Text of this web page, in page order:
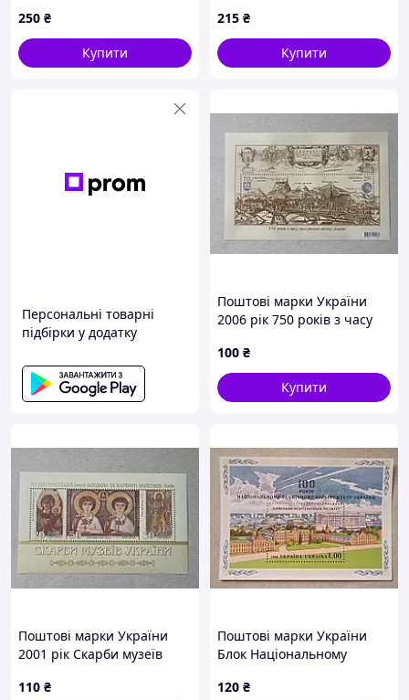
250 ₴
Купити
дипломатичних відносин
між Україною і США
215 ₴
Купити
Персональні товарні
підбірки у додатку
Поштові марки України
2006 рік 750 років з часу
100 ₴
Купити
Поштові марки України
2001 рік Скарби музеїв
Ханенків
110 ₴
Поштові марки України
Блок Національному
України 100 років 1998 рік
120 ₴